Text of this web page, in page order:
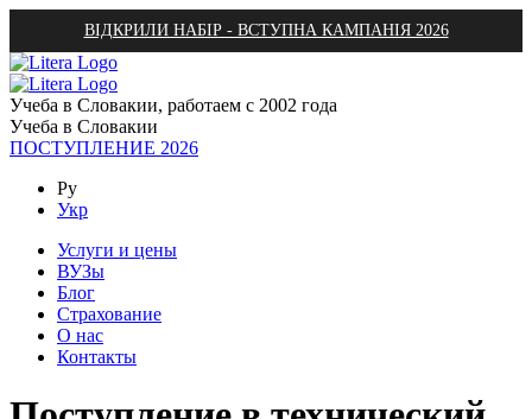
ВІДКРИЛИ НАБІР - ВСТУПНА КАМПАНІЯ 2026
Учеба в Словакии, работаем с 2002 года
Учеба в Словакии
ПОСТУПЛЕНИЕ 2026
Ру
Укр
Услуги и цены
ВУЗы
Блог
Страхование
О нас
Контакты